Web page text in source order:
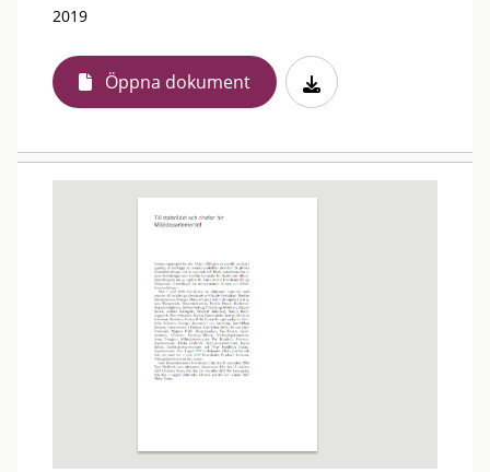
2019
Öppna dokument